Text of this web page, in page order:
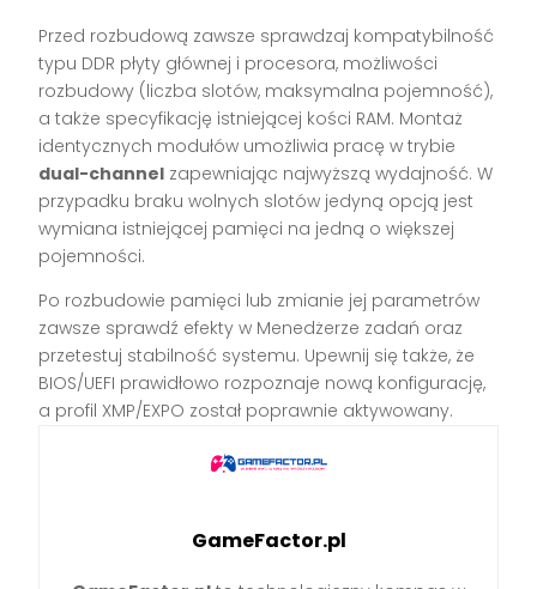
Przed rozbudową zawsze sprawdzaj kompatybilność
typu DDR płyty głównej i procesora, możliwości
rozbudowy (liczba slotów, maksymalna pojemność),
a także specyfikację istniejącej kości RAM. Montaż
identycznych modułów umożliwia pracę w trybie
dual-channel zapewniając najwyższą wydajność. W
przypadku braku wolnych slotów jedyną opcją jest
wymiana istniejącej pamięci na jedną o większej
pojemności.
Po rozbudowie pamięci lub zmianie jej parametrów
zawsze sprawdź efekty w Menedżerze zadań oraz
przetestuj stabilność systemu. Upewnij się także, że
BIOS/UEFI prawidłowo rozpoznaje nową konfigurację,
a profil XMP/EXPO został poprawnie aktywowany.
GameFactor.pl